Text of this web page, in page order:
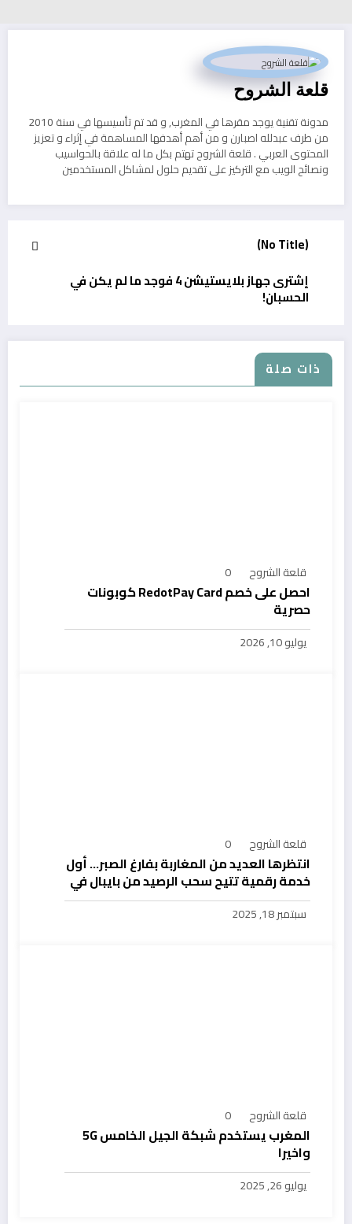
قلعة الشروح
مدونة تقنية يوجد مقرها في المغرب, و قد تم تأسيسها في سنة 2010
من طرف عبدلله اصبارن و من أهم أهدفها المساهمة في إثراء و تعزيز
المحتوى العربي . قلعة الشروح تهتم بكل ما له علاقة بالحواسيب
ونصائح الويب مع التركيز على تقديم حلول لمشاكل المستخدمين
(No Title)
إشترى جهاز بلايستيشن 4 فوجد ما لم يكن في
الحسبان!
ذات صلة
قلعة الشروح 0
احصل على خصم RedotPay Card كوبونات
حصرية
يوليو 10, 2026
قلعة الشروح 0
انتظرها العديد من المغاربة بفارغ الصبر… أول
خدمة رقمية تتيح سحب الرصيد من بايبال في
المغرب
سبتمبر 18, 2025
قلعة الشروح 0
المغرب يستخدم شبكة الجيل الخامس 5G
واخيرا
يوليو 26, 2025